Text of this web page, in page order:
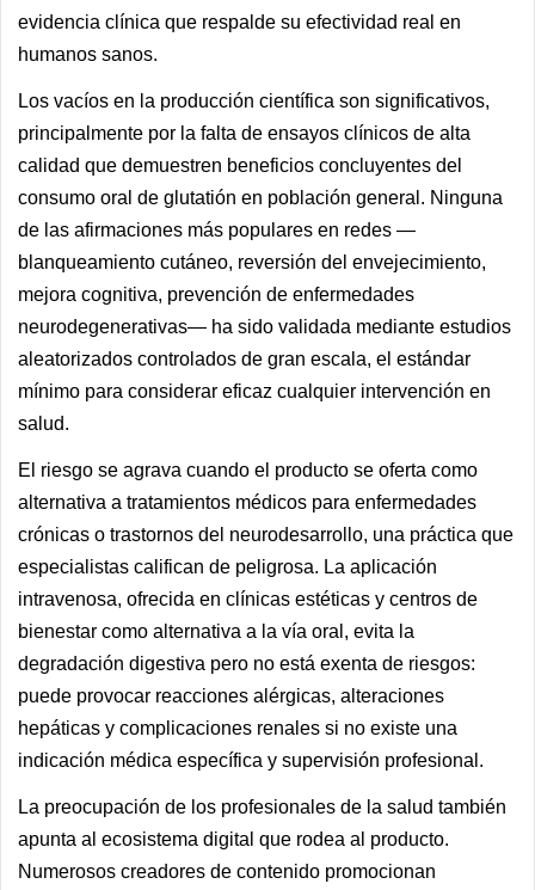
evidencia clínica que respalde su efectividad real en
humanos sanos.
Los vacíos en la producción científica son significativos,
principalmente por la falta de ensayos clínicos de alta
calidad que demuestren beneficios concluyentes del
consumo oral de glutatión en población general. Ninguna
de las afirmaciones más populares en redes —
blanqueamiento cutáneo, reversión del envejecimiento,
mejora cognitiva, prevención de enfermedades
neurodegenerativas— ha sido validada mediante estudios
aleatorizados controlados de gran escala, el estándar
mínimo para considerar eficaz cualquier intervención en
salud.
El riesgo se agrava cuando el producto se oferta como
alternativa a tratamientos médicos para enfermedades
crónicas o trastornos del neurodesarrollo, una práctica que
especialistas califican de peligrosa. La aplicación
intravenosa, ofrecida en clínicas estéticas y centros de
bienestar como alternativa a la vía oral, evita la
degradación digestiva pero no está exenta de riesgos:
puede provocar reacciones alérgicas, alteraciones
hepáticas y complicaciones renales si no existe una
indicación médica específica y supervisión profesional.
La preocupación de los profesionales de la salud también
apunta al ecosistema digital que rodea al producto.
Numerosos creadores de contenido promocionan